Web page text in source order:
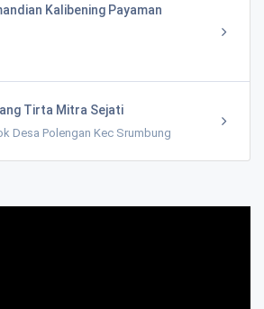
Kalibening Payaman
Tirta Mitra Sejati
Desa Polengan Kec Srumbung